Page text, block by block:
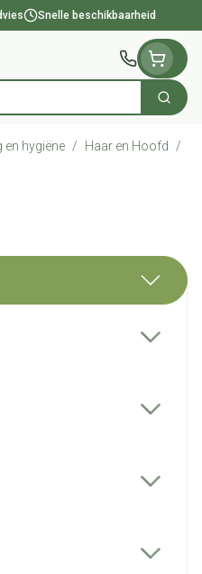
Snelle beschikbaarheid
Zoek
en hygiëne / Haar en Hoofd /